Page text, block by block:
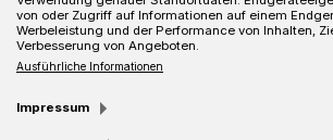
Eine Minute Lesezeit
von oder Zugriff auf Informationen auf einem
Werbeleistung und der Performance von Inhalten,
Verbesserung von Angeboten.
Ausführliche Informationen
Impressum